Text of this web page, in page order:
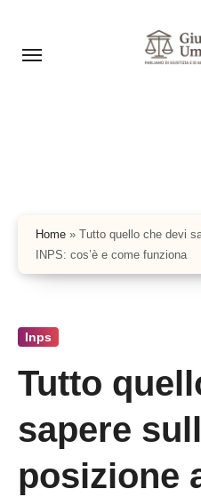
contenuto
Home » Tutto quello che devi
INPS: cos’è e come funziona
Inps
Tutto
sapere
posizione